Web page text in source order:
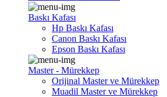
Baskı Kafası
Hp Baskı Kafası
Canon Baskı Kafası
Epson Baskı Kafası
Master - Mürekkep
Orijinal Master ve Mürekkep
Muadil Master ve Mürekkep